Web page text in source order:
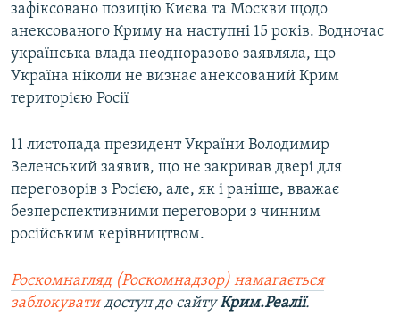
зафіксовано позицію Києва та Москви щодо
анексованого Криму на наступні 15 років. Водночас
українська влада неодноразово заявляла, що
Україна ніколи не визнає анексований Крим
територією Росії
11 листопада президент України Володимир
Зеленський заявив, що не закривав двері для
переговорів з Росією, але, як і раніше, вважає
безперспективними переговори з чинним
російським керівництвом.
Роскомнагляд (Роскомнадзор) намагається
заблокуватидоступ до сайтуКрим.Реалії.